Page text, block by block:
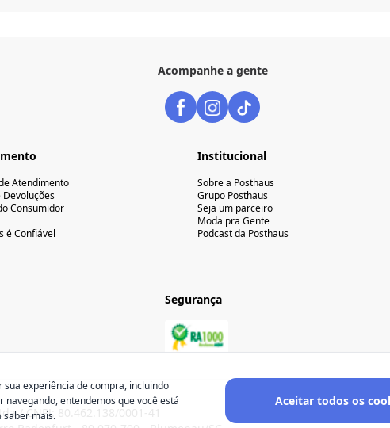
Acompanhe a gente
Atendimento
Devoluções
Consumidor
é Confiável
Institucional
Sobre a Posthaus
Grupo Posthaus
Seja um parceiro
Moda pra Gente
Podcast da Posthaus
Segurança
/ CNPJ: 80.462.138/0001-41
experiência de compra, incluindo
entendemos que você está
saber mais.
Aceitar todos os